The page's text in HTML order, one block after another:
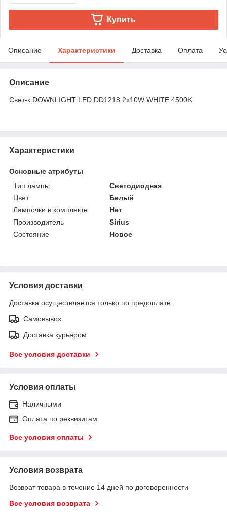
Купить
Описание Характеристики Доставка Оплата
Описание
Свет-к DOWNLIGHT LED DD1218 2х10W WHITE 4500K
Характеристики
Основные атрибуты
Тип лампы
Светодиодная
Цвет
Белый
Лампочки в комплекте
Нет
Производитель
Sirius
Состояние
Новое
Условия доставки
Доставка осуществляется только по предоплате.
Самовывоз
Доставка курьером
Все условия доставки
Условия оплаты
Наличными
Оплата по реквизитам
Все условия оплаты
Условия возврата
Возврат товара в течение 14 дней по договоренности
Все условия возврата